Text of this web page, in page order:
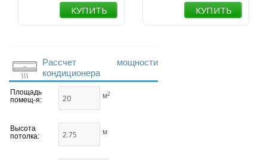
КУПИТЬ КУПИТЬ
Рассчет мощности
кондиционера
Площадь
помещ-я:
м2
Высота
потолка:
м